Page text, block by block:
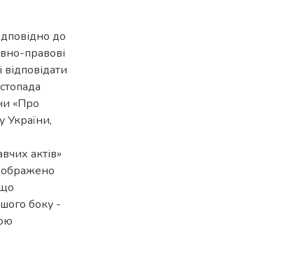
до
правові
«Про
України,
актів»
боку -